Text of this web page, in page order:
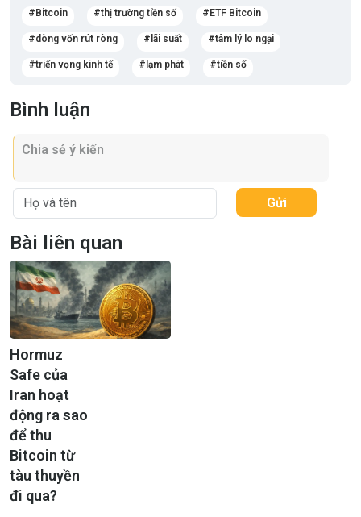
Bitcoin thị trường tiền số ETF Bitcoin
dòng vốn rút ròng lãi suất tâm lý lo ngại
triển vọng kinh tế lạm phát tiền số
Bài liên quan
Hormuz
Safe của
Iran hoạt
động ra sao
để thu
Bitcoin từ
tàu thuyền
đi qua?
Bình luận
Gửi